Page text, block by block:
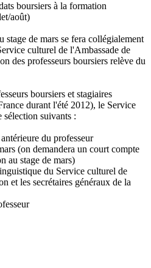
boursiers à la formation
août)
de mars se fera collégialement
culturel de l'Ambassade de
des professeurs boursiers relève du
boursiers et stagiaires
durant l'été 2012), le Service
sélection suivants :
du professeur
(on demandera un court compte
au stage de mars)
du Service culturel de
et les secrétaires généraux de la